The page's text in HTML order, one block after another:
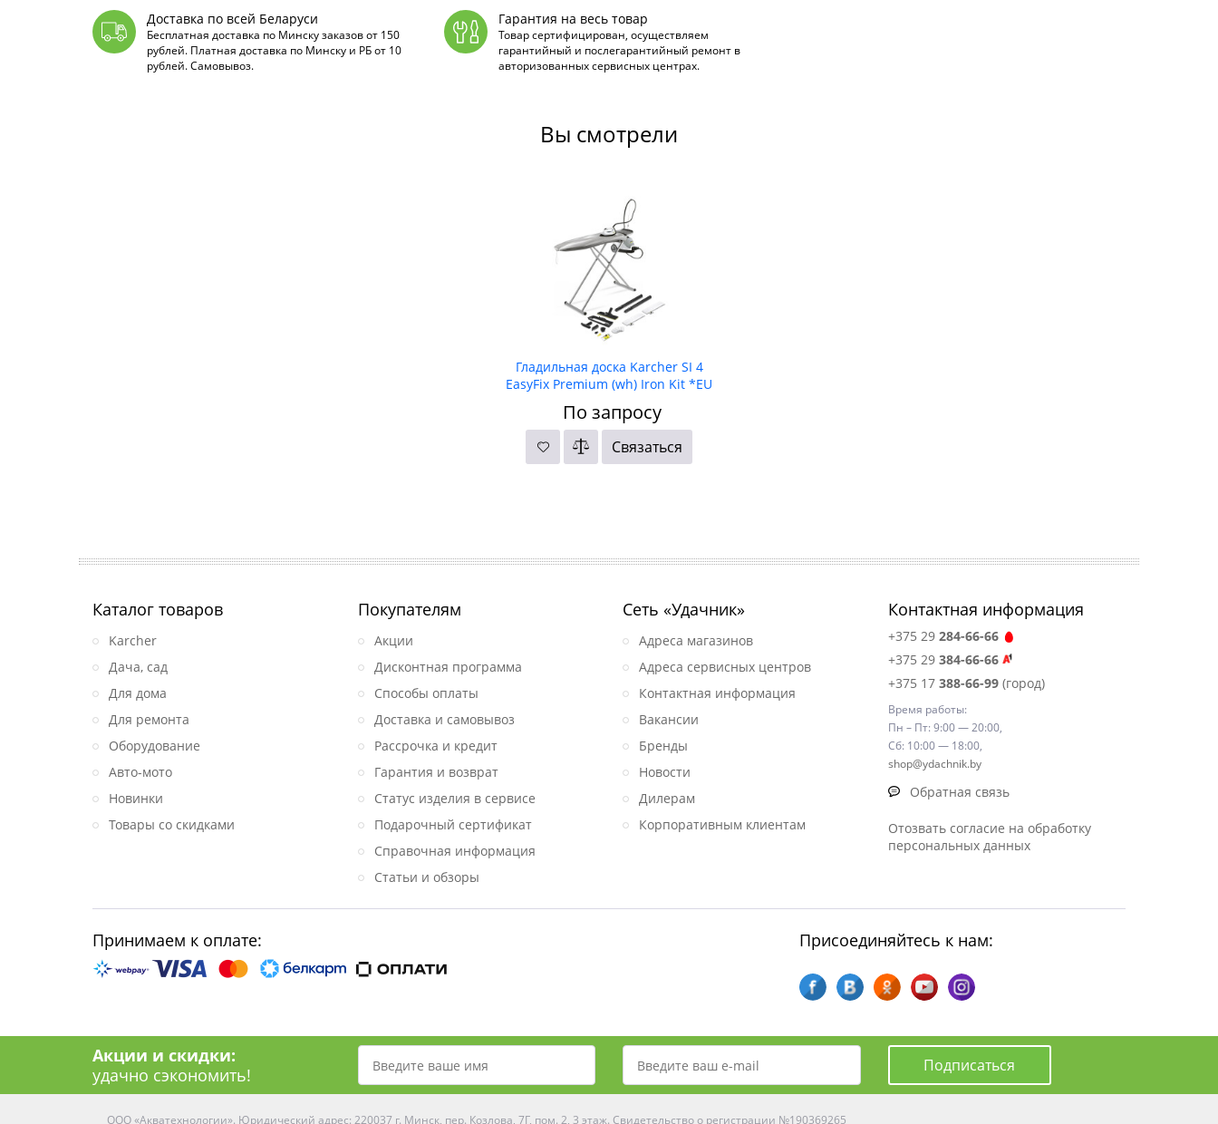
Доставка по всей Беларуси
Бесплатная доставка по Минску заказов от 150
рублей. Платная доставка по Минску и РБ от 10
рублей. Самовывоз.
Гарантия на весь товар
Товар сертифицирован, осуществляем
гарантийный и послегарантийный ремонт в
авторизованных сервисных центрах.
Вы смотрели
Гладильная доска Karcher SI 4
EasyFix Premium (wh) Iron Kit *EU
По запросу
Связаться
Каталог товаров
Karcher
Дача, сад
Для дома
Для ремонта
Оборудование
Авто-мото
Новинки
Товары со скидками
Покупателям
Акции
Дисконтная программа
Способы оплаты
Доставка и самовывоз
Рассрочка и кредит
Гарантия и возврат
Статус изделия в сервисе
Подарочный сертификат
Справочная информация
Статьи и обзоры
Сеть «Удачник»
Адреса магазинов
Адреса сервисных центров
Контактная информация
Вакансии
Бренды
Новости
Дилерам
Корпоративным клиентам
Контактная информация
+375 29 284-66-66
+375 29 384-66-66
+375 17 388-66-99(город)
Время работы:
Пн – Пт: 9:00 — 20:00,
Сб: 10:00 — 18:00,
shop@ydachnik.by
Обратная связь
Отозвать согласие на обработку
персональных данных
Принимаем к оплате: Присоединяйтесь к нам:
Акции и скидки:
удачно сэкономить!
Подписаться
ООО «Акватехнологии». Юридический адрес: 220037 г. Минск, пер. Козлова, 7Г, пом. 2, 3 этаж. Свидетельство о регистрации №190369265